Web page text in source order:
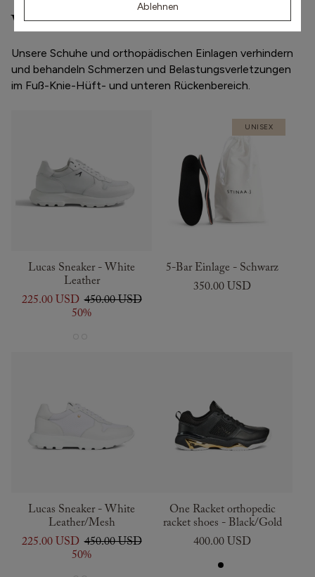
Ablehnen
Weitere beliebte Schuhmodelle
Unsere Schuhe und orthopädischen Einlagen verhindern
und behandeln Schmerzen und Belastungsverletzungen
im Fuß-Knie-Hüft- und unteren Rückenbereich.
Lucas Sneaker - White
Leather
225.00 USD 450.00 USD
50%
UNISEX
5-Bar Einlage - Schwarz
350.00 USD
Lucas Sneaker - White
Leather/Mesh
225.00 USD 450.00 USD
50%
One Racket orthopedic
racket shoes - Black/Gold
400.00 USD